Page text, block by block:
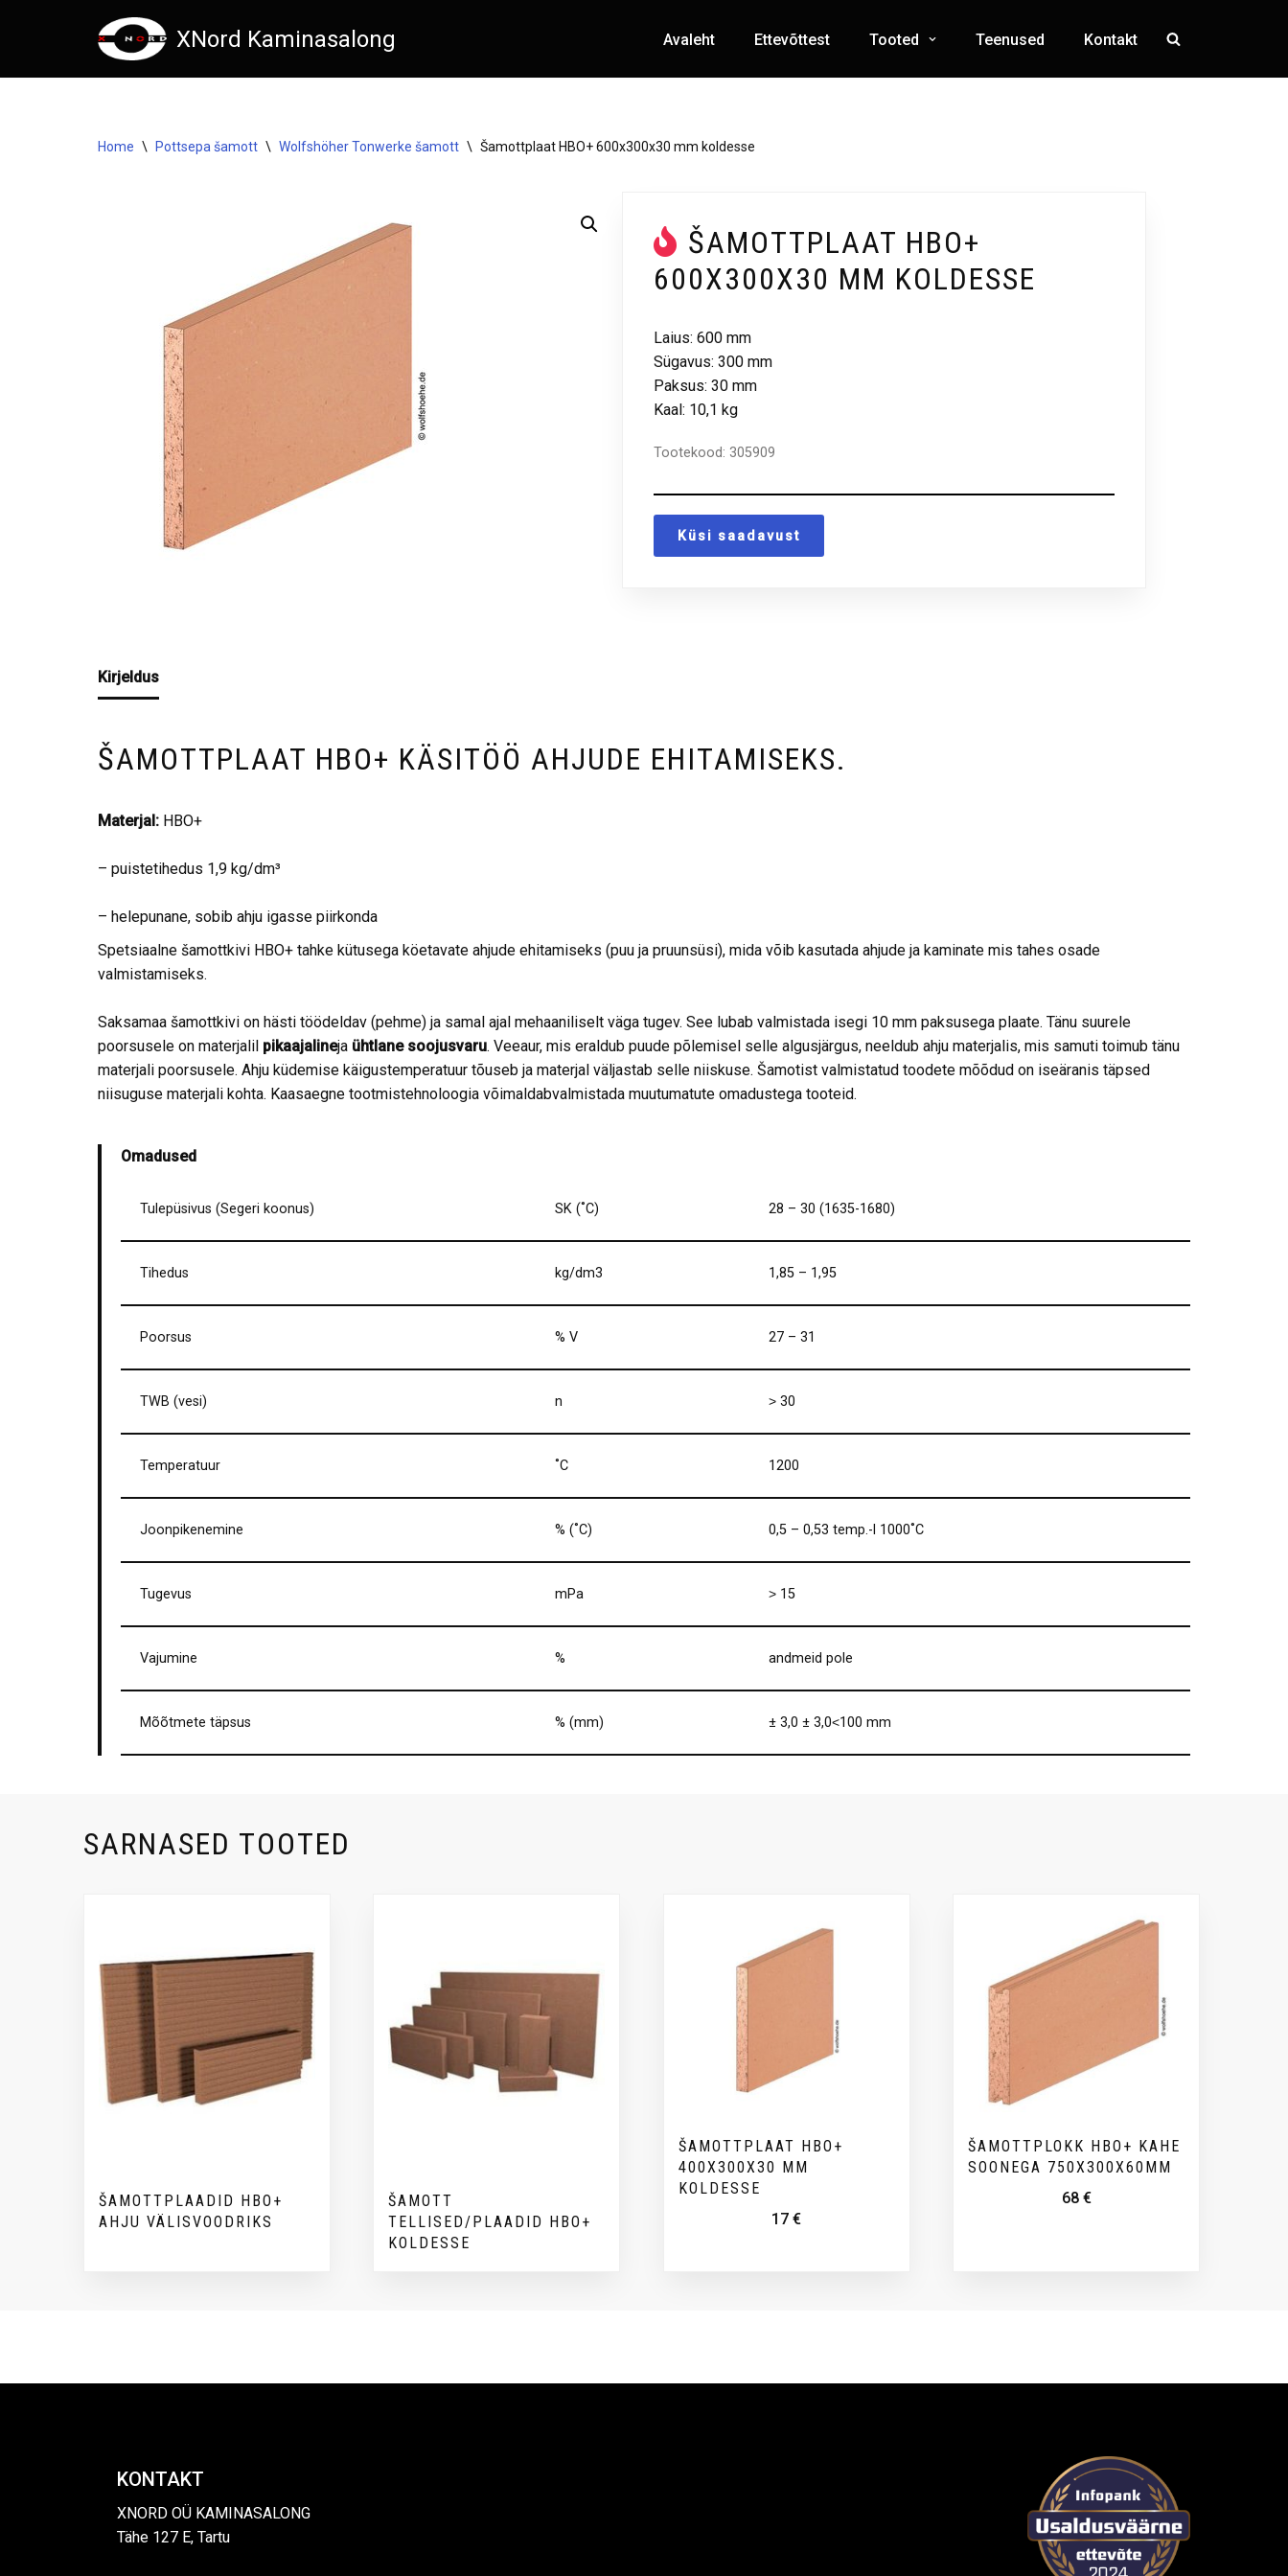
to
XNord Kaminasalong Avaleht Ettevõttest Tooted Teenused Kontakt
Home \ Pottsepa šamott \ Wolfshöher Tonwerke šamott \ Šamottplaat HBO+ 600x300x30 mm koldesse
ŠAMOTTPLAAT HBO+
600X300X30 MM KOLDESSE
Laius: 600 mm
Sügavus: 300 mm
Paksus: 30 mm
Kaal: 10,1 kg
Tootekood: 305909
Küsi saadavust
Kirjeldus
ŠAMOTTPLAAT HBO+ KÄSITÖÖ AHJUDE EHITAMISEKS.
Materjal: HBO+
– puistetihedus 1,9 kg/dm³
– helepunane, sobib ahju igasse piirkonda
Spetsiaalne šamottkivi HBO+ tahke kütusega köetavate ahjude ehitamiseks (puu ja pruunsüsi), mida võib kasutada ahjude ja kaminate mis tahes osade
valmistamiseks.
Saksamaa šamottkivi on hästi töödeldav (pehme) ja samal ajal mehaaniliselt väga tugev. See lubab valmistada isegi 10 mm paksusega plaate. Tänu suurele
poorsusele on materjalil pikaajalineja ühtlane soojusvaru. Veeaur, mis eraldub puude põlemisel selle algusjärgus, neeldub ahju materjalis, mis samuti toimub tänu
materjali poorsusele. Ahju küdemise käigustemperatuur tõuseb ja materjal väljastab selle niiskuse. Šamotist valmistatud toodete mõõdud on iseäranis täpsed
niisuguse materjali kohta. Kaasaegne tootmistehnoloogia võimaldabvalmistada muutumatute omadustega tooteid.
Omadused
Tulepüsivus (Segeri koonus) SK (˚C) 28 – 30 (1635-1680)
Tihedus kg/dm3 1,85 – 1,95
Poorsus % V 27 – 31
TWB (vesi) n ˃ 30
Temperatuur ˚C 1200
Joonpikenemine % (˚C) 0,5 – 0,53 temp.-l 1000˚C
Tugevus mPa ˃ 15
Vajumine % andmeid pole
Mõõtmete täpsus % (mm) ± 3,0 ± 3,0˂100 mm
SARNASED TOOTED
ŠAMOTTPLAADID HBO+
AHJU VÄLISVOODRIKS
ŠAMOTT
TELLISED/PLAADID HBO+
KOLDESSE
ŠAMOTTPLAAT HBO+
400X300X30 MM
KOLDESSE
17€
ŠAMOTTPLOKK HBO+ KAHE
SOONEGA 750X300X60MM
68 €
KONTAKT
XNORD OÜ KAMINASALONG
Tähe 127 E, Tartu